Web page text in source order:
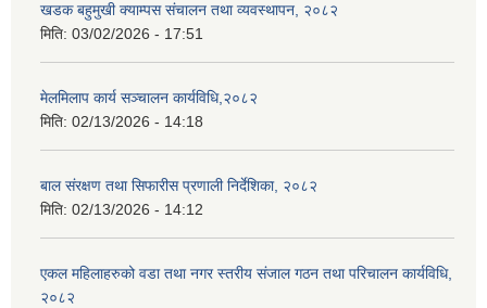
खडक बहुमुखी क्याम्पस संचालन तथा व्यवस्थापन, २०८२
मिति: 03/02/2026 - 17:51
मेलमिलाप कार्य सञ्चालन कार्यविधि,२०८२
मिति: 02/13/2026 - 14:18
बाल संरक्षण तथा सिफारीस प्रणाली निर्देशिका, २०८२
मिति: 02/13/2026 - 14:12
एकल महिलाहरुको वडा तथा नगर स्तरीय संजाल गठन तथा परिचालन कार्यविधि,
२०८२